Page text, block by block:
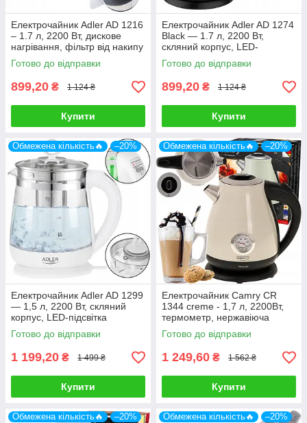
Електрочайник Adler AD 1216
– 1.7 л, 2200 Вт, дискове
нагрівання, фільтр від накипу
Готово до відправки
899,20 ₴ 1 124 ₴
Купити
Електрочайник Adler AD 1274
Black — 1.7 л, 2200 Вт,
скляний корпус, LED-
підсвічування, 360 ° поворот
Готово до відправки
899,20 ₴ 1 124 ₴
Купити
Обмежена кількість🔥 –20%
Електрочайник Adler AD 1299
— 1,5 л, 2200 Вт, скляний
корпус, LED-підсвітка
Готово до відправки
1 199,20 ₴ 1 499 ₴
Купити
Обмежена кількість🔥 –20%
Електрочайник Camry CR
1344 creme - 1,7 л, 2200Вт,
термометр, нержавіюча
сталь, 360 ° база
Готово до відправки
1 249,60 ₴ 1 562 ₴
Купити
Обмежена кількість🔥 –20% Обмежена кількість🔥 –20%